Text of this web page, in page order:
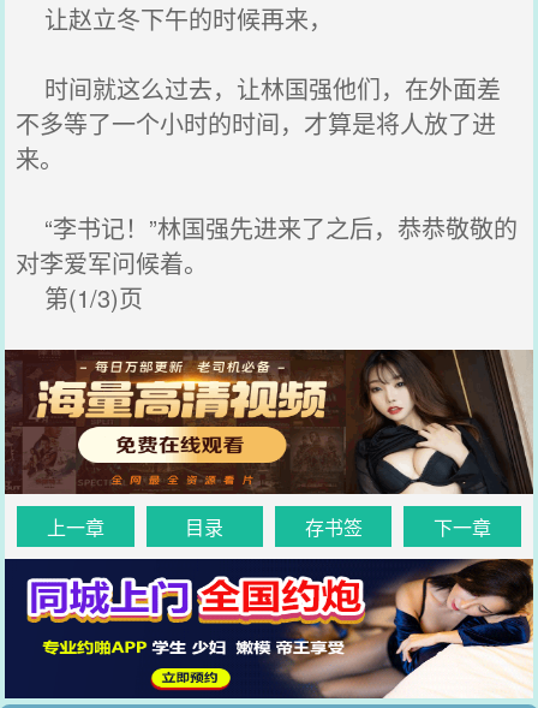
让赵立冬下午的时候再来，
时间就这么过去，让林国强他们，在外面差
不多等了一个小时的时间，才算是将人放了进
来。
“李书记！”林国强先进来了之后，恭恭敬敬的
对李爱军问候着。
第(1/3)页
上一章 目录 存书签 下一章